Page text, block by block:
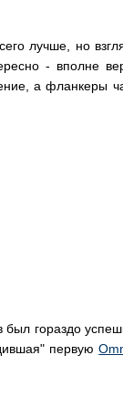
лучше, но
- вполне
а фланкеры
гораздо
первую